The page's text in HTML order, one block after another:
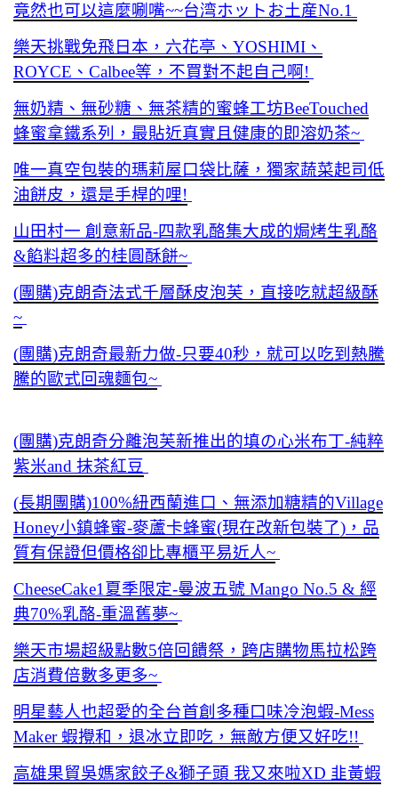
竟然也可以這麼唰嘴~~台湾ホットお土産No.1
樂天挑戰免飛日本，六花亭、YOSHIMI、
ROYCE、Calbee等，不買對不起自己啊!
無奶精、無砂糖、無茶精的蜜蜂工坊BeeTouched
蜂蜜拿鐵系列，最貼近真實且健康的即溶奶茶~
唯一真空包裝的瑪莉屋口袋比薩，獨家蔬菜起司低
油餅皮，還是手桿的哩!
山田村一 創意新品-四款乳酪集大成的焗烤生乳酪
&餡料超多的桂圓酥餅~
(團購)克朗奇法式千層酥皮泡芙，直接吃就超級酥
~
(團購)克朗奇最新力做-只要40秒，就可以吃到熱騰
騰的歐式回魂麵包~
(團購)克朗奇分離泡芙新推出的填の心米布丁-純粹
紫米and 抹茶紅豆
(長期團購)100%紐西蘭進口、無添加糖精的Village
Honey小鎮蜂蜜-麥蘆卡蜂蜜(現在改新包裝了)，品
質有保證但價格卻比專櫃平易近人~
CheeseCake1夏季限定-曼波五號 Mango No.5 & 經
典70%乳酪-重溫舊夢~
樂天市場超級點數5倍回饋祭，跨店購物馬拉松跨
店消費倍數多更多~
明星藝人也超愛的全台首創多種口味冷泡蝦-Mess
Maker 蝦攪和，退冰立即吃，無敵方便又好吃!!
高雄果貿吳媽家餃子&獅子頭 我又來啦XD 韭黃蝦